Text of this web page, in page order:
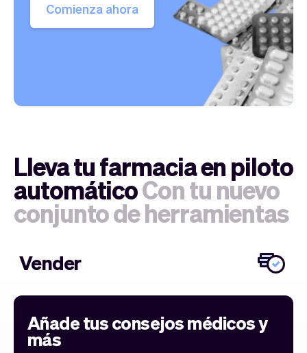
Comienza ahora
Lleva tu farmacia en piloto
automáticoCon tu nuevo
conjunto de herramientas
Vender
Añade tus consejos médicos y
más